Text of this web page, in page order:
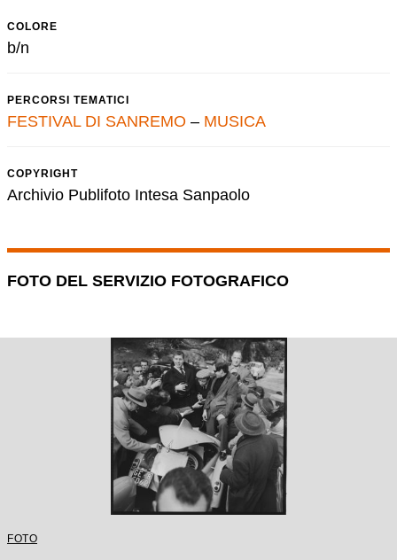
COLORE
b/n
PERCORSI TEMATICI
FESTIVAL DI SANREMO – MUSICA
COPYRIGHT
Archivio Publifoto Intesa Sanpaolo
FOTO DEL SERVIZIO FOTOGRAFICO
FOTO